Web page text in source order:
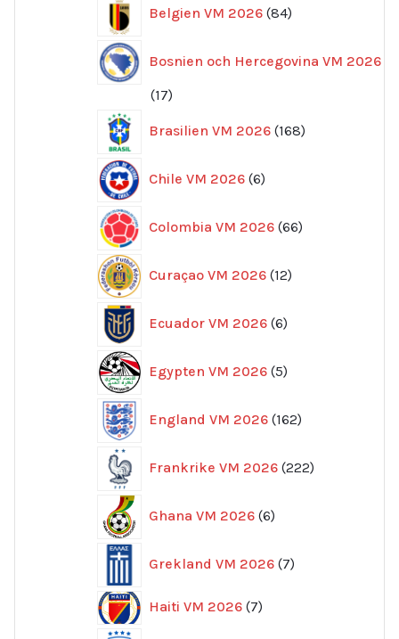
Belgien VM 2026 84
produkter
Bosnien och Hercegovina VM 2026
1717
Brasilien VM 2026 168
produkter
Chile VM 2026 6
produkter
Colombia VM 2026 66
produkter
Curaçao VM 2026 12
produkter
Ecuador VM 2026 6
produkter
Egypten VM 2026 5
produkter
England VM 2026 162
produkter
Frankrike VM 2026 222
produkter
Ghana VM 2026 6
produkter
Grekland VM 2026 7
produkter
Haiti VM 2026 77